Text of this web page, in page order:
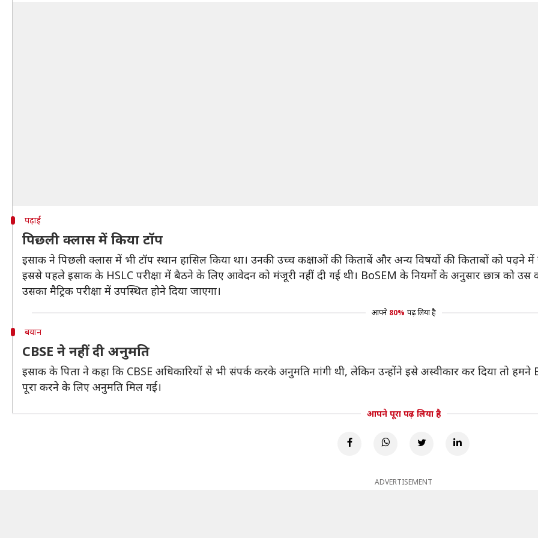
पढ़ाई
पिछली क्लास में किया टॉप
इसाक ने पिछली क्लास में भी टॉप स्थान हासिल किया था। उनकी उच्च कक्षाओं की किताबें और अन्य विषयों की किताबों को पढ़ने में
इससे पहले इसाक के HSLC परीक्षा में बैठने के लिए आवेदन को मंजूरी नहीं दी गई थी। BoSEM के नियमों के अनुसार छात्र को उस
उसका मैट्रिक परीक्षा में उपस्थित होने दिया जाएगा।
आपने 80% पढ़ लिया है
बयान
CBSE ने नहीं दी अनुमति
इसाक के पिता ने कहा कि CBSE अधिकारियों से भी संपर्क करके अनुमति मांगी थी, लेकिन उन्होंने इसे अस्वीकार कर दिया तो
पूरा करने के लिए अनुमति मिल गई।
आपने पूरा पढ़ लिया है
ADVERTISEMENT